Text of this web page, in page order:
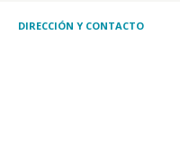
DIRECCIÓN Y CONTACTO